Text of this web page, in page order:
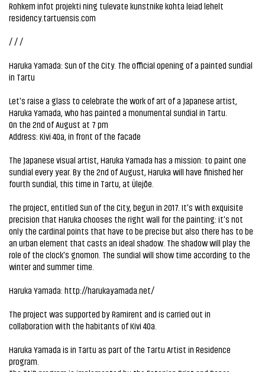
Rohkem infot projekti ning tulevate kunstnike kohta leiad lehelt
residency.tartuensis.com
/ / /
Haruka Yamada: Sun of the City. The official opening of a painted sundial
in Tartu
Let's raise a glass to celebrate the work of art of a Japanese artist,
Haruka Yamada, who has painted a monumental sundial in Tartu.
On the 2nd of August at 7 pm
Address: Kivi 40a, in front of the facade
The Japanese visual artist, Haruka Yamada has a mission: to paint one
sundial every year. By the 2nd of August, Haruka will have finished her
fourth sundial, this time in Tartu, at Ülejõe.
The project, entitled Sun of the City, begun in 2017. It's with exquisite
precision that Haruka chooses the right wall for the painting: it's not
only the cardinal points that have to be precise but also there has to be
an urban element that casts an ideal shadow. The shadow will play the
role of the clock's gnomon. The sundial will show time according to the
winter and summer time.
Haruka Yamada: http://harukayamada.net/
The project was supported by Ramirent and is carried out in
collaboration with the habitants of Kivi 40a.
Haruka Yamada is in Tartu as part of the Tartu Artist in Residence
program.